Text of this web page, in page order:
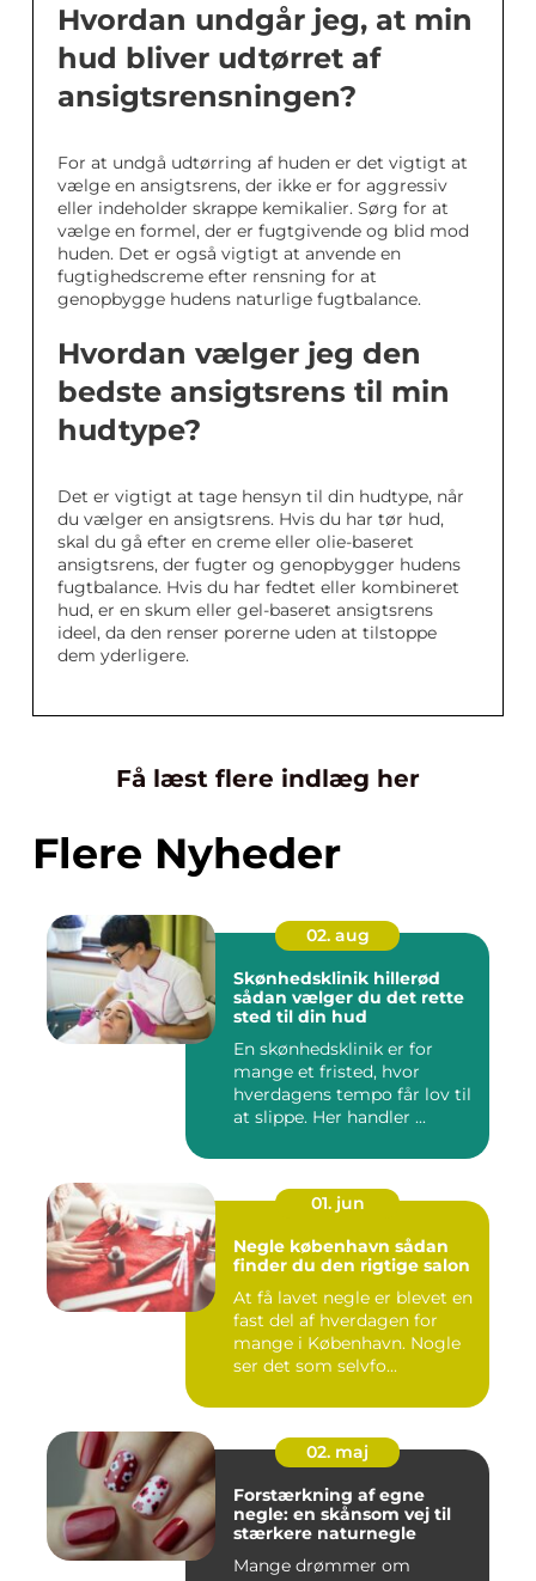
Hvordan undgår jeg, at min
hud bliver udtørret af
ansigtsrensningen?
For at undgå udtørring af huden er det vigtigt at
vælge en ansigtsrens, der ikke er for aggressiv
eller indeholder skrappe kemikalier. Sørg for at
vælge en formel, der er fugtgivende og blid mod
huden. Det er også vigtigt at anvende en
fugtighedscreme efter rensning for at
genopbygge hudens naturlige fugtbalance.
Hvordan vælger jeg den
bedste ansigtsrens til min
hudtype?
Det er vigtigt at tage hensyn til din hudtype, når
du vælger en ansigtsrens. Hvis du har tør hud,
skal du gå efter en creme eller olie-baseret
ansigtsrens, der fugter og genopbygger hudens
fugtbalance. Hvis du har fedtet eller kombineret
hud, er en skum eller gel-baseret ansigtsrens
ideel, da den renser porerne uden at tilstoppe
dem yderligere.
Få læst flere indlæg her
Flere Nyheder
02. aug
Skønhedsklinik hillerød
sådan vælger du det rette
sted til din hud
En skønhedsklinik er for
mange et fristed, hvor
hverdagens tempo får lov til
at slippe. Her handler ...
01. jun
Negle københavn sådan
finder du den rigtige salon
At få lavet negle er blevet en
fast del af hverdagen for
mange i København. Nogle
ser det som selvfo...
02. maj
Forstærkning af egne
negle: en skånsom vej til
stærkere naturnegle
Mange drømmer om